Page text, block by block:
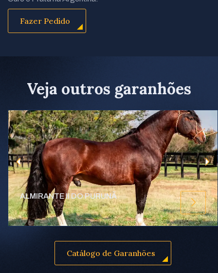
Fazer Pedido
Veja outros garanhões
ALMIRANTE II DO PURUNÃ
Catálogo de Garanhões